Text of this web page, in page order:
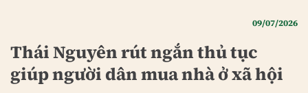
09/07/2026
Thái Nguyên rút ngắn thủ tục
giúp người dân mua nhà ở xã hội